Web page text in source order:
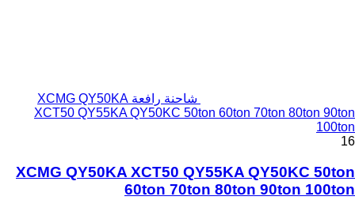
شاحنة رافعة XCMG QY50KA
XCT50 QY55KA QY50KC 50ton 60ton 70ton 80ton 90ton
100ton
16
XCMG QY50KA XCT50 QY55KA QY50KC 50ton
60ton 70ton 80ton 90ton 100ton